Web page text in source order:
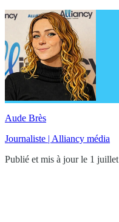
Aude Brès
Journaliste | Alliancy média
Publié et mis à jour le 1